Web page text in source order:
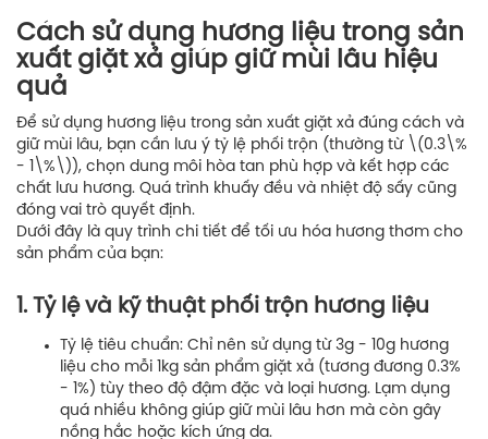
Cách sử dụng hương liệu trong sản
xuất giặt xả giúp giữ mùi lâu hiệu
quả
Để sử dụng hương liệu trong sản xuất giặt xả đúng cách và
giữ mùi lâu, bạn cần lưu ý tỷ lệ phối trộn (thường từ \(0.3\%
- 1\%\)), chọn dung môi hòa tan phù hợp và kết hợp các
chất lưu hương. Quá trình khuấy đều và nhiệt độ sấy cũng
đóng vai trò quyết định.
Dưới đây là quy trình chi tiết để tối ưu hóa hương thơm cho
sản phẩm của bạn:
1. Tỷ lệ và kỹ thuật phối trộn hương liệu
Tỷ lệ tiêu chuẩn: Chỉ nên sử dụng từ 3g - 10g hương
liệu cho mỗi 1kg sản phẩm giặt xả (tương đương 0.3%
- 1%) tùy theo độ đậm đặc và loại hương. Lạm dụng
quá nhiều không giúp giữ mùi lâu hơn mà còn gây
nồng hắc hoặc kích ứng da.